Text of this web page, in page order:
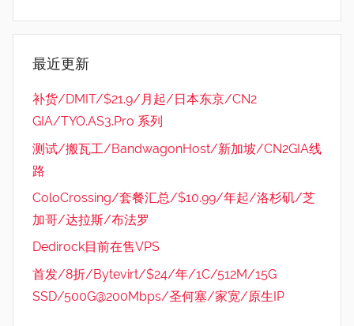
最近更新
补货/DMIT/$21.9/月起/日本东京/CN2
GIA/TYO.AS3.Pro 系列
测试/搬瓦工/BandwagonHost/新加坡/CN2GIA线
路
ColoCrossing/套餐汇总/$10.99/年起/洛杉矶/芝
加哥/达拉斯/布法罗
Dedirock目前在售VPS
首发/8折/Bytevirt/$24/年/1C/512M/15G
SSD/500G@200Mbps/圣何塞/家宽/原生IP